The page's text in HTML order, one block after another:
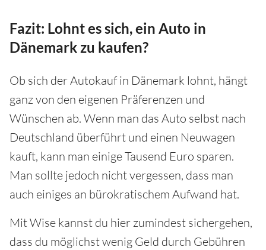
Fazit: Lohnt es sich, ein Auto in
Dänemark zu kaufen?
Ob sich der Autokauf in Dänemark lohnt, hängt
ganz von den eigenen Präferenzen und
Wünschen ab. Wenn man das Auto selbst nach
Deutschland überführt und einen Neuwagen
kauft, kann man einige Tausend Euro sparen.
Man sollte jedoch nicht vergessen, dass man
auch einiges an bürokratischem Aufwand hat.
Mit Wise kannst du hier zumindest sichergehen,
dass du möglichst wenig Geld durch Gebühren